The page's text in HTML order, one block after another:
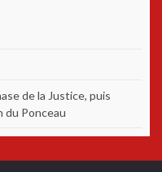
de la Justice, puis
du Ponceau